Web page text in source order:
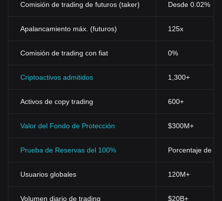
Comisión de trading de futuros (taker) Desde 0.02%
Apalancamiento máx. (futuros) 125x
Comisión de trading con fiat 0%
Criptoactivos admitidos 1,300+
Activos de copy trading 600+
Valor del Fondo de Protección $300M+
Prueba de Reservas del 100% Porcentaje de
Usuarios globales 120M+
Volumen diario de trading $20B+